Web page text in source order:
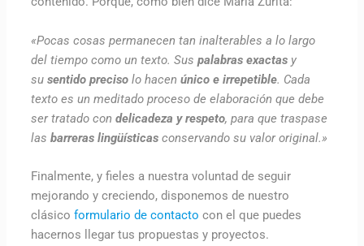
«Pocas cosas permanecen tan inalterables a lo largo
del tiempo como un texto. Sus palabras exactasy
susentido precisolo hacen único e irrepetible. Cada
texto es un meditado proceso de elaboración que debe
ser tratado con delicadeza y respeto, para que traspase
las barreras lingüísticasconservando su valor original.»
Finalmente, y fieles a nuestra voluntad de seguir
mejorando y creciendo, disponemos de nuestro
clásico formulario de contacto con el que puedes
hacernos llegar tus propuestas y proyectos.